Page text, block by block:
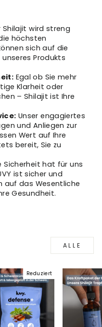
Shilajit wird streng
höchsten
sich auf die
Produkts
Egal ob Sie mehr
Klarheit oder
– Shilajit ist Ihre
Unser engagiertes
und Anliegen zur
Wert auf Ihre
bereit, Sie zu
Sicherheit hat für uns
ist sicher und
auf das Wesentliche
Gesundheit.
ALLE
Reduziert